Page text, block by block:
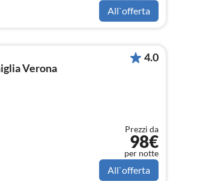
All`offerta
Verona
4.0
Prezzi da
98€
per notte
All`offerta